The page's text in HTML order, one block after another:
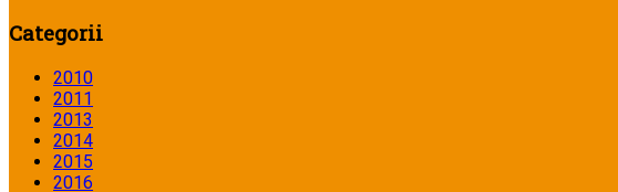
Categorii
2010
2011
2013
2014
2015
2016